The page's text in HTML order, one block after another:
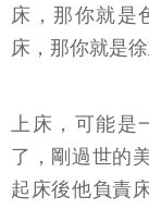
床，那你就是
床，那你就是徐
上床，可能
了，剛過世的
起床後他負責